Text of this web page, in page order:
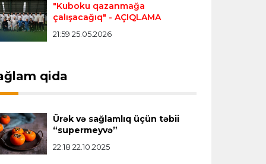
22:54 07.08.2026
voleybolu üzrə ölkə
bürünc medalın sahibi
"Kuboku qazanmağa
çalışacağıq" - AÇIQLAMA
21:59 25.05.2026
qida
Ürək və sağlamlıq üçün təbii
“supermeyvə”
22:18 22.10.2025